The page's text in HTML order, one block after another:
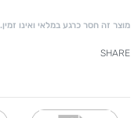
מוצר זה חסר כרגע במלאי ואינו זמין.
SHARE